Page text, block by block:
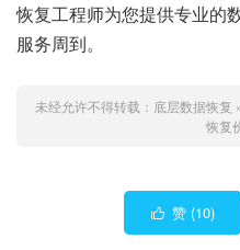
恢复工程师为您提供专业的
服务周到。
未经允许不得转载： 底层数据恢复
恢复
 赞 (10)